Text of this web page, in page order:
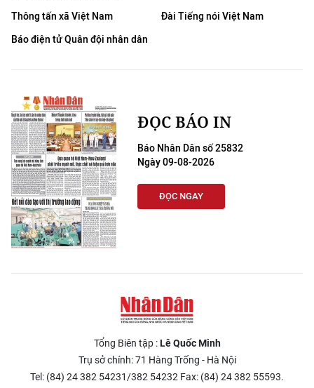
Thông tấn xã Việt Nam
Đài Tiếng nói Việt Nam
Báo điện tử Quân đội nhân dân
ĐỌC BÁO IN
Báo Nhân Dân số 25832
Ngày 09-08-2026
ĐỌC NGAY
Tổng Biên tập :Lê Quốc Minh
Trụ sở chính: 71 Hàng Trống - Hà Nội
Tel: (84) 24 382 54231/382 54232 Fax: (84) 24 382 55593.